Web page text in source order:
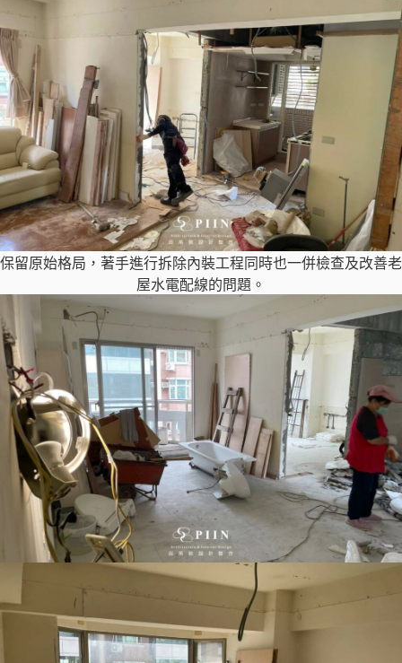
保留原始格局，著手進行拆除內裝工程同時也一併檢查及改善老
屋水電配線的問題。